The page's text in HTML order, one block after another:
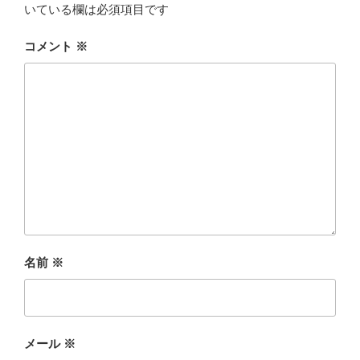
いている欄は必須項目です
コメント ※
名前 ※
メール ※